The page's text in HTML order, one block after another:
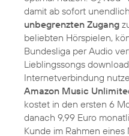
damit ab sofort
unbegrenzten Zugang
beliebten Hörspielen,
Bundesliga per Audio
Lieblingssongs
Internetverbindung
Amazon Music
kostet in den ersten 6
danach 9,99 Euro
Kunde im Rahmen